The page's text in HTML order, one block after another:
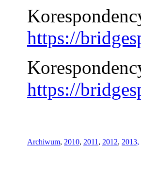
https://
https://
Archiwum, 2010, 2011 , 2012, 2013,